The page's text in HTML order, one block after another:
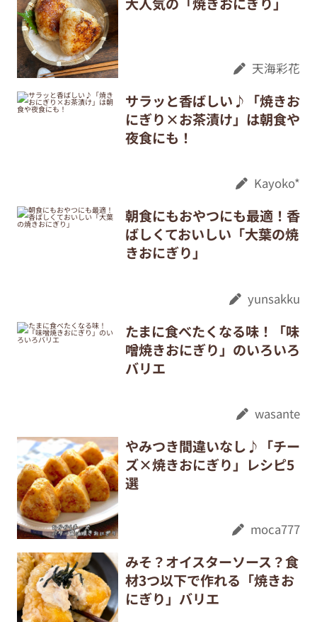
天海彩花
サラッと香ばしい♪「焼きお
にぎり×お茶漬け」は朝食や
夜食にも！
Kayoko*
朝食にもおやつにも最適！香
ばしくておいしい「大葉の焼
きおにぎり」
yunsakku
たまに食べたくなる味！「味
噌焼きおにぎり」のいろいろ
バリエ
wasante
やみつき間違いなし♪「チー
ズ×焼きおにぎり」レシピ5
選
moca777
みそ？オイスターソース？食
材3つ以下で作れる「焼きお
にぎり」バリエ